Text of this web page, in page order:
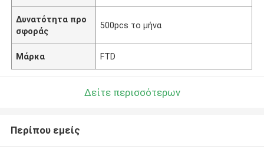
Δυνατότητα προ
σφοράς
500pcs το μήνα
Μάρκα FTD
Δείτε περισσότερων
Περίπου εμείς